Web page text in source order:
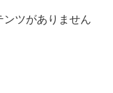
ツがありません